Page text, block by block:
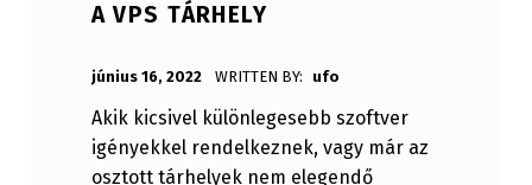
A VPS TÁRHELY
június 16, 2022 WRITTEN BY: ufo
Akik kicsivel különlegesebb szoftver
igényekkel rendelkeznek, vagy már az
osztott tárhelyek nem elegendő